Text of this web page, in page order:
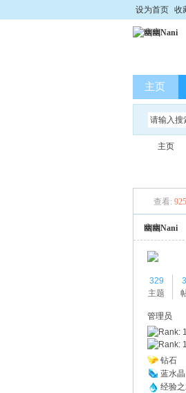
设为首页 收
主页
主页
›
查看:
幽幽Nani
329
主题
管理员
钻石
蓝水晶
经验